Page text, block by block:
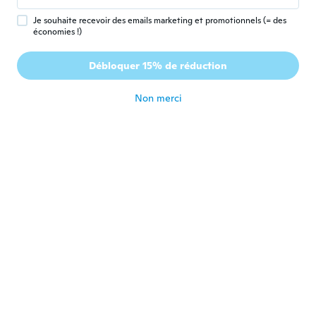
I Irena
Inscrit depuis 2017 · 51 avis · 3 chargements
Labai maži buteliukai
Je souhaite recevoir des emails marketing et promotionnels (= des
économies !)
Débloquer 15% de réduction
Non merci